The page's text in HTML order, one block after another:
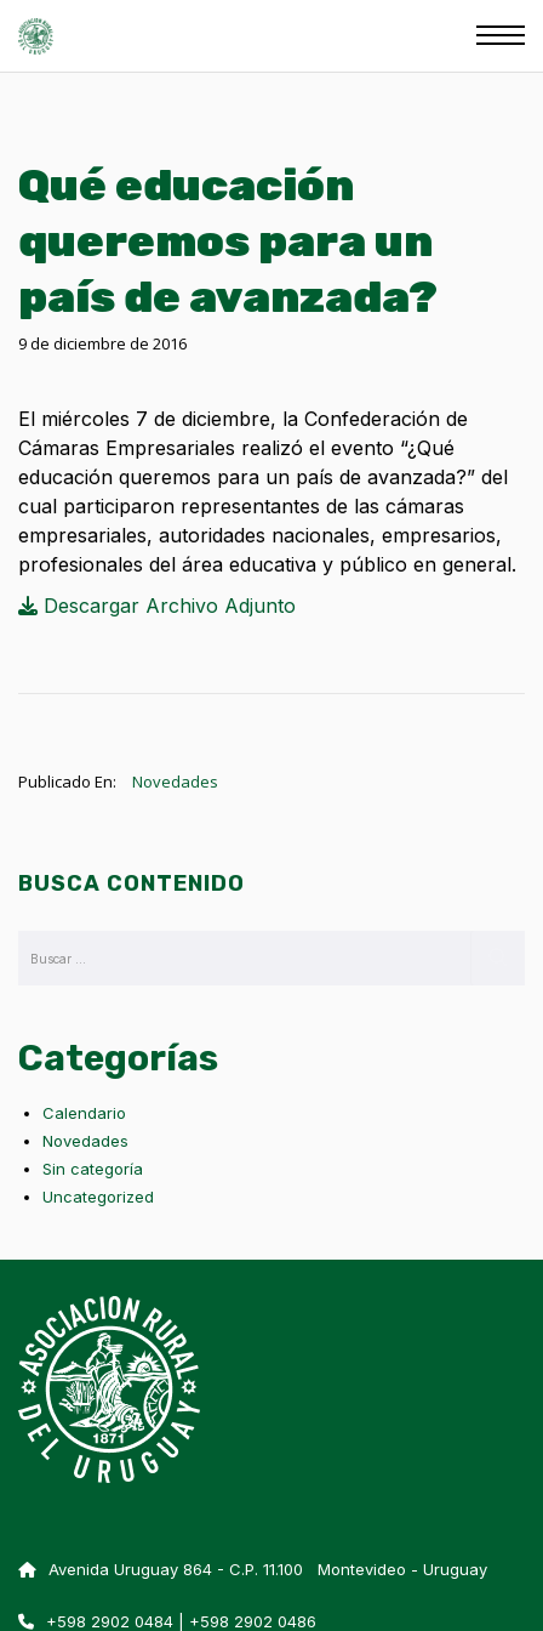
Qué educación
queremos para un
país de avanzada?
9 de diciembre de 2016
El miércoles 7 de diciembre, la Confederación de
Cámaras Empresariales realizó el evento “¿Qué
educación queremos para un país de avanzada?” del
cual participaron representantes de las cámaras
empresariales, autoridades nacionales, empresarios,
profesionales del área educativa y público en general.
Descargar Archivo Adjunto
Publicado En: Novedades
BUSCA CONTENIDO
Categorías
Calendario
Novedades
Sin categoría
Uncategorized
Avenida Uruguay 864 - C.P. 11.100 Montevideo - Uruguay
+598 2902 0484 | +598 2902 0486